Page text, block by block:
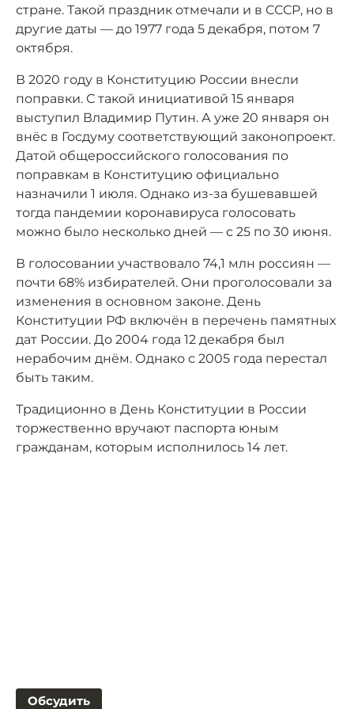
стране. Такой праздник отмечали и в СССР, но в
другие даты — до 1977 года 5 декабря, потом 7
октября.
В 2020 году в Конституцию России внесли
поправки. С такой инициативой 15 января
выступил Владимир Путин. А уже 20 января он
внёс в Госдуму соответствующий законопроект.
Датой общероссийского голосования по
поправкам в Конституцию официально
назначили 1 июля. Однако из-за бушевавшей
тогда пандемии коронавируса голосовать
можно было несколько дней — с 25 по 30 июня.
В голосовании участвовало 74,1 млн россиян —
почти 68% избирателей. Они проголосовали за
изменения в основном законе. День
Конституции РФ включён в перечень памятных
дат России. До 2004 года 12 декабря был
нерабочим днём. Однако с 2005 года перестал
быть таким.
Традиционно в День Конституции в России
торжественно вручают паспорта юным
гражданам, которым исполнилось 14 лет.
Обсудить